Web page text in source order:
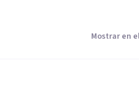
Mostrar en